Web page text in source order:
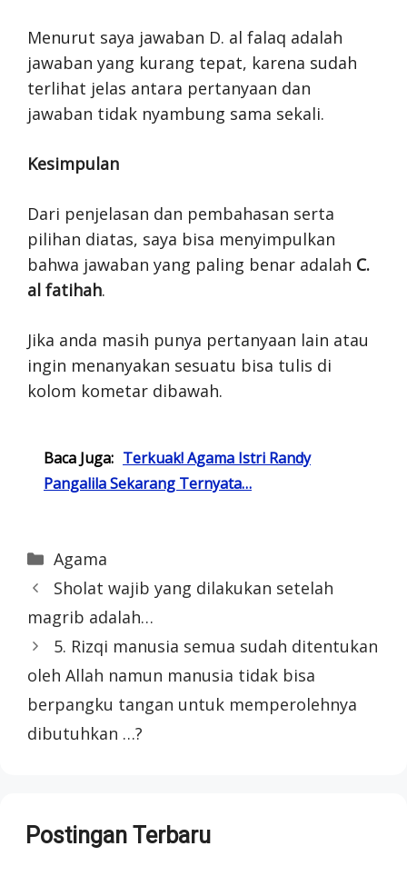
Menurut saya jawaban D. al falaq adalah
jawaban yang kurang tepat, karena sudah
terlihat jelas antara pertanyaan dan
jawaban tidak nyambung sama sekali.
Kesimpulan
Dari penjelasan dan pembahasan serta
pilihan diatas, saya bisa menyimpulkan
bahwa jawaban yang paling benar adalah C.
al fatihah.
Jika anda masih punya pertanyaan lain atau
ingin menanyakan sesuatu bisa tulis di
kolom kometar dibawah.
Baca Juga: Terkuak! Agama Istri Randy
Pangalila Sekarang Ternyata…
Categories
Agama
Sholat wajib yang dilakukan setelah
magrib adalah…
5. Rizqi manusia semua sudah ditentukan
oleh Allah namun manusia tidak bisa
berpangku tangan untuk memperolehnya
dibutuhkan …?
Postingan Terbaru